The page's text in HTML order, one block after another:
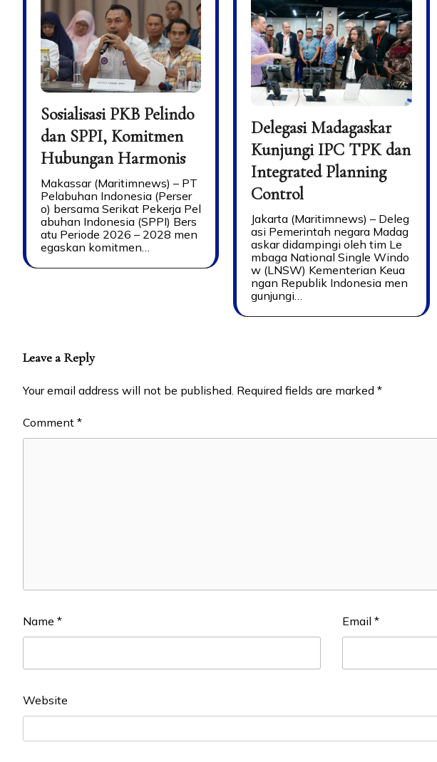
Sosialisasi PKB Pelindo
dan SPPI, Komitmen
Hubungan Harmonis
Makassar (Maritimnews) – PT
Pelabuhan Indonesia (Perser
o) bersama Serikat Pekerja Pel
abuhan Indonesia (SPPI) Bers
atu Periode 2026 – 2028 men
egaskan komitmen…
Delegasi Madagaskar
Kunjungi IPC TPK dan
Integrated Planning
Control
Jakarta (Maritimnews) – Deleg
asi Pemerintah negara Madag
askar didampingi oleh tim Le
mbaga National Single Windo
w (LNSW) Kementerian Keua
ngan Republik Indonesia men
gunjungi…
Leave a Reply
Your email address will not be published. Required fields are marked *
Comment *
Name * Email *
Website